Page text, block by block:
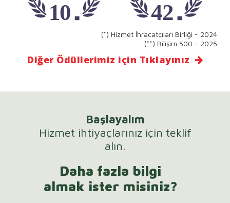
(*) Hizmet İhracatçıları Birliği - 2024
(**) Bilişim 500 - 2025
Diğer Ödüllerimiz için Tıklayınız
Başlayalım
Hizmet ihtiyaçlarınız için teklif
alın.
Daha fazla bilgi
almak ister misiniz?